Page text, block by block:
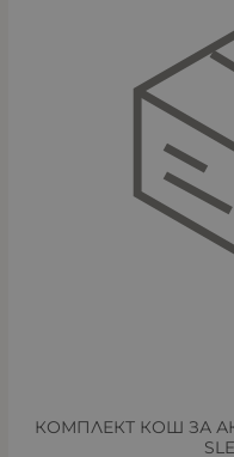
КОМПЛЕКТ КОШ ЗА